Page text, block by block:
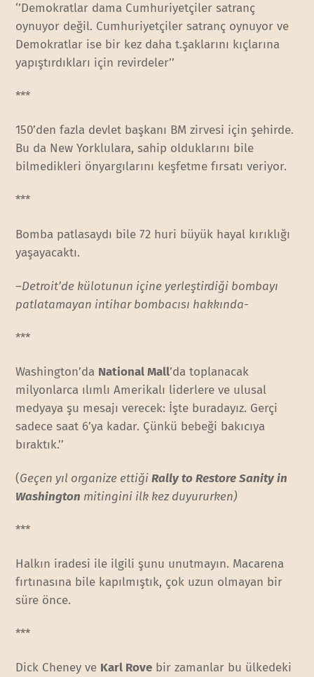
‘’Demokratlar dama Cumhuriyetçiler satranç
oynuyor değil. Cumhuriyetçiler satranç oynuyor ve
Demokratlar ise bir kez daha t.şaklarını kıçlarına
yapıştırdıkları için revirdeler’’
***
150’den fazla devlet başkanı BM zirvesi için şehirde.
Bu da New Yorklulara, sahip olduklarını bile
bilmedikleri önyargılarını keşfetme fırsatı veriyor.
***
Bomba patlasaydı bile 72 huri büyük hayal kırıklığı
yaşayacaktı.
–Detroit’de külotunun içine yerleştirdiği bombayı
patlatamayan intihar bombacısı hakkında-
***
Washington’da National Mall’da toplanacak
milyonlarca ılımlı Amerikalı liderlere ve ulusal
medyaya şu mesajı verecek: İşte buradayız. Gerçi
sadece saat 6’ya kadar. Çünkü bebeği bakıcıya
bıraktık.’’
(Geçen yıl organize ettiğiRally to Restore Sanity in
Washington mitingini ilk kez duyururken)
***
Halkın iradesi ile ilgili şunu unutmayın. Macarena
fırtınasına bile kapılmıştık, çok uzun olmayan bir
süre önce.
***
Dick Cheney ve Karl Rove bir zamanlar bu ülkedeki